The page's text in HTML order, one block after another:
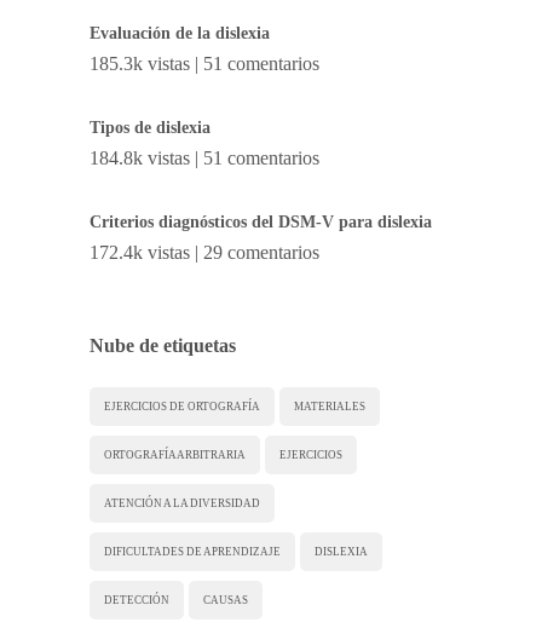
Evaluación de la dislexia
185.3k vistas | 51 comentarios
Tipos de dislexia
184.8k vistas | 51 comentarios
Criterios diagnósticos del DSM-V para dislexia
172.4k vistas | 29 comentarios
Nube de etiquetas
EJERCICIOS DE ORTOGRAFÍA MATERIALES
ORTOGRAFÍA ARBITRARIA EJERCICIOS
ATENCIÓN A LA DIVERSIDAD
DIFICULTADES DE APRENDIZAJE DISLEXIA
DETECCIÓN CAUSAS